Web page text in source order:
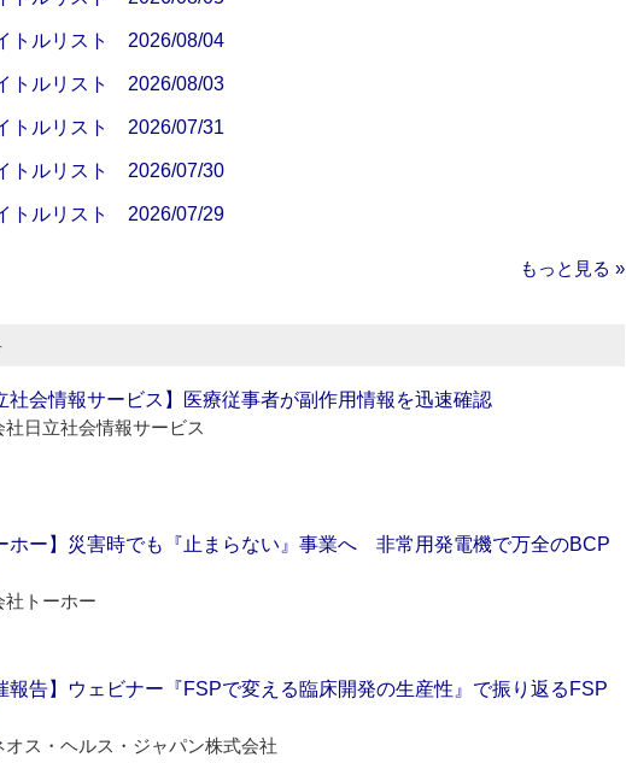
トルリスト 2026/08/04
トルリスト 2026/08/03
トルリスト 2026/07/31
トルリスト 2026/07/30
トルリスト 2026/07/29
もっと見る »
社会情報サービス】医療従事者が副作用情報を迅速確認
社日立社会情報サービス
ホー】災害時でも『止まらない』事業へ 非常用発電機で万全のBCP
社トーホー
報告】ウェビナー『FSPで変える臨床開発の生産性』で振り返るFSP
オス・ヘルス・ジャパン株式会社